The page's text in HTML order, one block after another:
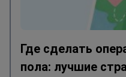
Где сделать
пола: лучшие